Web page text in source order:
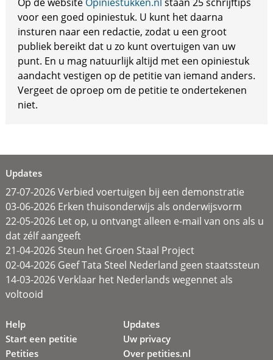
voor een goed opiniestuk. U kunt het daarna
insturen naar een redactie, zodat u een groot
publiek bereikt dat u zo kunt overtuigen van uw
punt. En u mag natuurlijk altijd met een opiniestuk
aandacht vestigen op de petitie van iemand anders.
Vergeet de oproep om de petitie te ondertekenen
niet.
Updates
27-07-2026 Verbied voertuigen bij een demonstratie
03-06-2026 Erken thuisonderwijs als onderwijsvorm
22-05-2026 Let op, u ontvangt alleen e-mail van ons als u
dat zélf aangeeft
21-04-2026 Steun het Groen Staal Project
02-04-2026 Geef Tata Steel Nederland geen staatssteun
14-03-2026 Verklaar het Nederlands wegennet als
voltooid
Help
Start een petitie
Petities
Updates
Uw privacy
Over petities.nl